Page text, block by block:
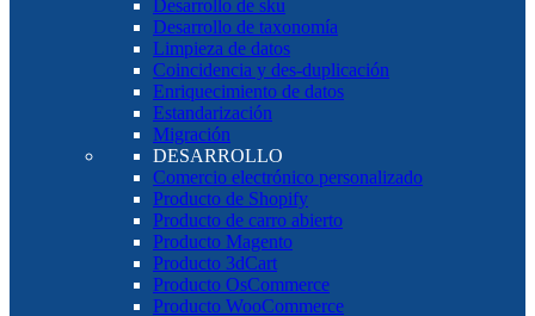
Desarrollo de sku
Desarrollo de taxonomía
Limpieza de datos
Coincidencia y des-duplicación
Enriquecimiento de datos
Estandarización
Migración
DESARROLLO
Comercio electrónico personalizado
Producto de Shopify
Producto de carro abierto
Producto Magento
Producto 3dCart
Producto OsCommerce
Producto WooCommerce